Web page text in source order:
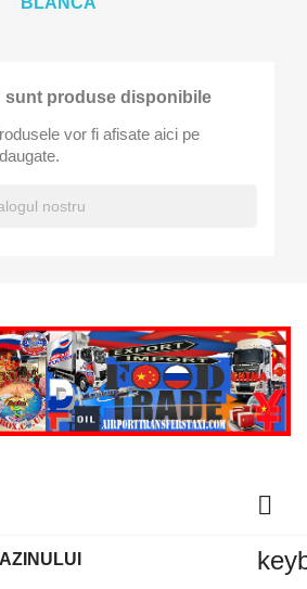
sunt produse disponibile
vor fi afisate aici pe
